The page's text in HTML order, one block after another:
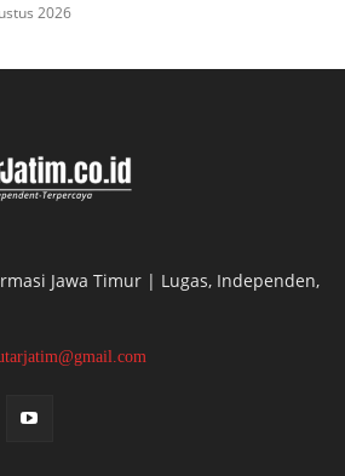
2026
Jawa Timur | Lugas, Independen,